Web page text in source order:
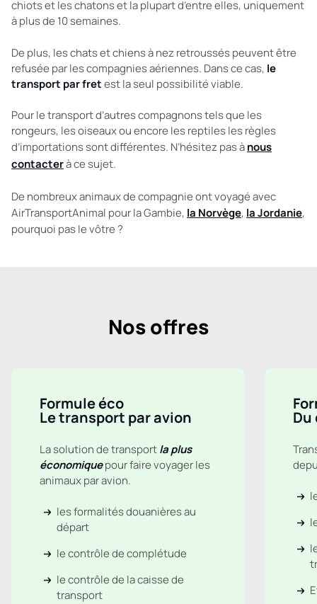
chiots et les chatons et la plupart d’entre elles, uniquement
à plus de 10 semaines.
De plus, les chats et chiens à nez retroussés peuvent être
refusée par les compagnies aériennes. Dans ce cas, le
transport par fretest la seul possibilité viable.
Pour le transport d’autres compagnons tels que les
rongeurs, les oiseaux ou encore les reptiles les règles
d’importations sont différentes. N’hésitez pas ànous
contacterà ce sujet.
De nombreux animaux de compagnie ont voyagé avec
AirTransportAnimal pour la Gambie, la Norvège, la Jordanie,
pourquoi pas le vôtre ?
Nos offres
Formule éco
Le transport par avion
La solution de transportla plus
économiquepour faire voyager les
animaux par avion.
les formalités douanières au
départ
le contrôle de complétude
le contrôle de la caisse de
transport
Du